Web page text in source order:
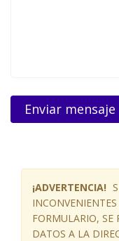
Enviar mensaje
¡ADVERTENCIA!
FORMULARIO, SE
DATOS A LA